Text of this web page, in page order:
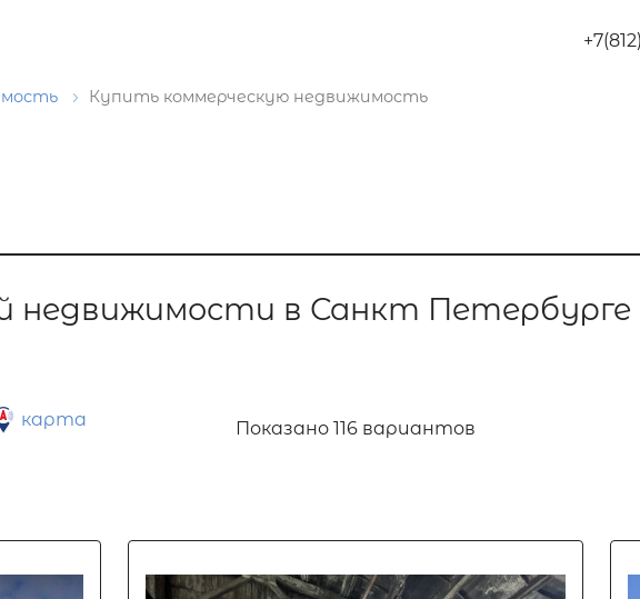
Купить коммерческую недвижимость
недвижимости в Санкт Петербурге
карта Показано 116 вариантов